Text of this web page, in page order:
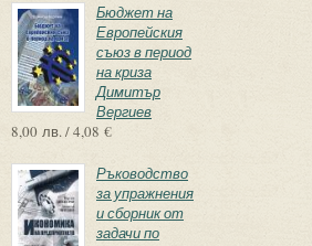
Бюджет на
Европейския
съюз в период
на криза
Димитър
Вергиев
8,00 лв. / 4,08 €
Ръководство
за упражнения
и сборник от
задачи по